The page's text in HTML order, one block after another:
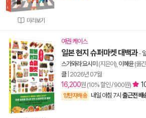
미리보기
여권 케이스
일본 현지 슈퍼마켓 대백과-
스가와라 요시미 (지은이), 이혜윤(옮
클| 2026년 07월
16,200원 (10% 할인 / 900원)
양탄자배송 내일 아침 7시 출근전 배